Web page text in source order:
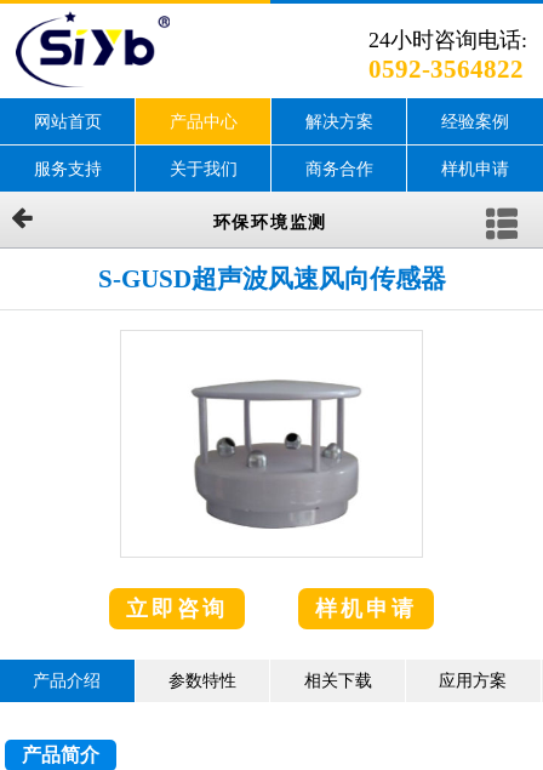
24小时咨询电话:
0592-3564822
网站首页 产品中心 解决方案 经验案例
服务支持 关于我们 商务合作 样机申请
环保环境监测
S-GUSD超声波风速风向传感器
立即咨询 样机申请
产品介绍 参数特性 相关下载 应用方案
产品简介